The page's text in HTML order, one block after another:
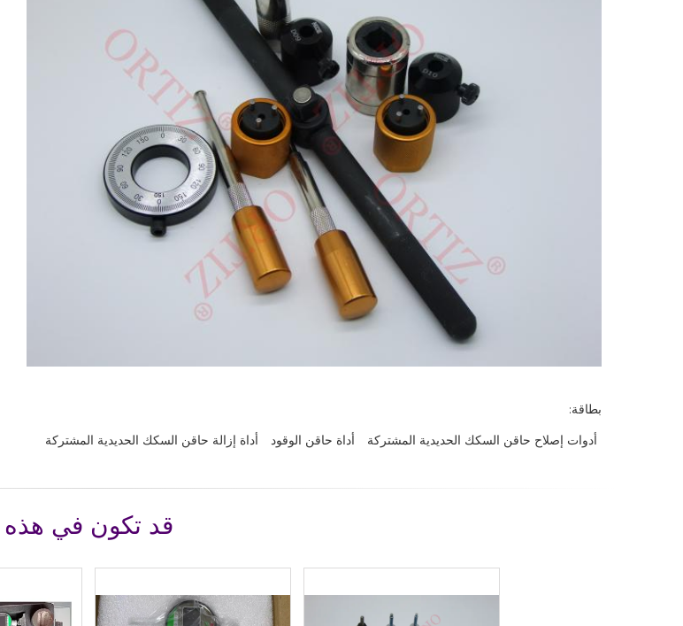
بطاقة:
أدوات إصلاح حاقن السكك الحديدية المشتركة أداة حاقن الوقود أداة إزالة حاقن السكك الحديدية المشتركة
قد تكون في هذه